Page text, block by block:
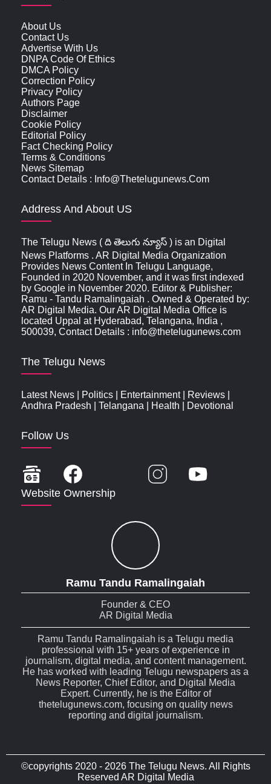
About Us
Contact Us
Advertise With Us
DNPA Code Of Ethics
DMCA Policy
Correction Policy
Privacy Policy
Authors Page
Disclaimer
Cookie Policy
Editorial Policy
Fact Checking Policy
Terms & Conditions
News Sitemap
Contact Details : Info@thetelugunews.com
Address And About US
The Telugu News ( ది తెలుగు న్యూస్‌ ) is an Digital
News Platforms . AR Digital Media Organization
Provides News Content In Telugu Language,
Founded in 2020 November, and it was first indexed
by Google in November 2020. Editor & Publisher:
Ramu - Tandu Ramalingaiah . Owned & Operated by:
AR Digital Media. Our AR Digital Media Office is
located Uppal at Hyderabad, Telangana, India ,
500039, Contact Details : info@thetelugunews.com
The Telugu News
Latest News Politics Entertainment| Reviews
Andhra Pradesh
Telangana Health Devotional
Follow Us
Website Ownership
Ramu Tandu Ramalingaiah
Founder & CEO
AR Digital Media
Ramu Tandu Ramalingaiah is a Telugu media
professional with 15+ years of experience in
journalism, digital media, and content management.
He has worked with leading Telugu newspapers as a
News Reporter, Chief Editor, and Digital Media
Expert. Currently, he is the Editor of
thetelugunews.com, focusing on quality news
reporting and digital journalism.
©copyrights 2020 - 2026 The Telugu News. All Rights
Reserved AR Digital Media